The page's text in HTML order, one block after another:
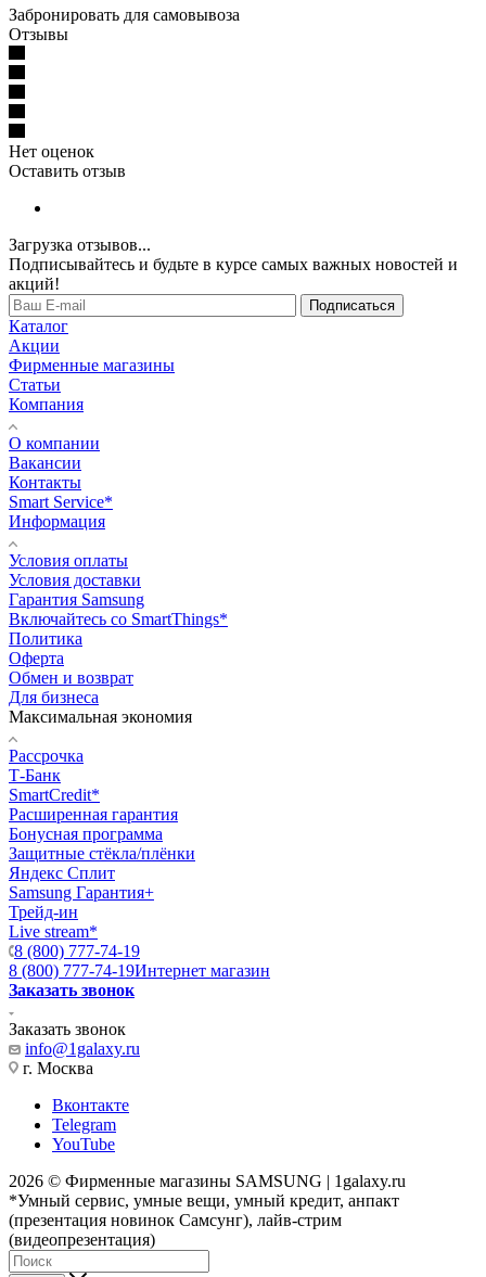
Забронировать для самовывоза
Отзывы
Нет оценок
Оставить отзыв
Загрузка отзывов...
Подписывайтесь и будьте в курсе самых важных новостей и
акций!
Подписаться
Каталог
Акции
Фирменные магазины
Статьи
Компания
О компании
Вакансии
Контакты
Smart Service*
Информация
Условия оплаты
Условия доставки
Гарантия Samsung
Включайтесь со SmartThings*
Политика
Оферта
Обмен и возврат
Для бизнеса
Максимальная экономия
Рассрочка
Т-Банк
SmartCredit*
Расширенная гарантия
Бонусная программа
Защитные стёкла/плёнки
Яндекс Сплит
Samsung Гарантия+
Трейд-ин
Live stream*
8 (800) 777-74-19
8 (800) 777-74-19Интернет магазин
Заказать звонок
Заказать звонок
info@1galaxy.ru
г. Москва
Вконтакте
Telegram
YouTube
2026 © Фирменные магазины SAMSUNG | 1galaxy.ru
*Умный сервис, умные вещи, умный кредит, анпакт
(презентация новинок Самсунг), лайв-стрим
(видеопрезентация)